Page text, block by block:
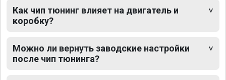
Как чип тюнинг влияет на двигатель и
коробку?
Можно ли вернуть заводские настройки
после чип тюнинга?